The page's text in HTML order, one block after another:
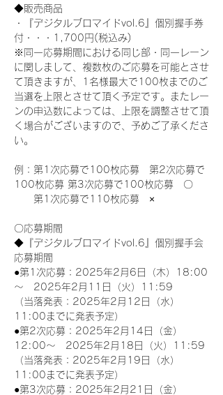
◆販売商品
・『デジタルブロマイドvol.6』個別握手券
付・・・1,700円(税込み)
※同一応募期間における同じ部・同一レーン
に関しまして、複数枚のご応募を可能とさせ
て頂きますが、1名様最大で100枚までのご
当選を上限とさせて頂く予定です。またレー
ンの申込数によっては、上限を調整させて頂
く場合がございますので、予めご了承くださ
い。
例：第1次応募で100枚応募　第2次応募で
100枚応募 第3次応募で100枚応募　〇
第1次応募で110枚応募　×
〇応募期間
◆『デジタルブロマイドvol.6』個別握手会
応募期間
●第1次応募：2025年2月6日（木）18:00
～　2025年2月11日（火）11:59
（当落発表：2025年2月12日（水）
11:00までに発表予定）
●第2次応募：2025年2月14日（金）
12:00～　2025年2月18日（火）11:59
（当落発表：2025年2月19日（水）
11:00までに発表予定）
●第3次応募：2025年2月21日（金）